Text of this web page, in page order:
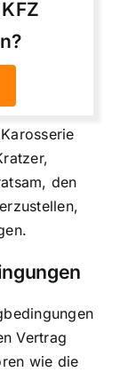
den
Vertrag
wie die